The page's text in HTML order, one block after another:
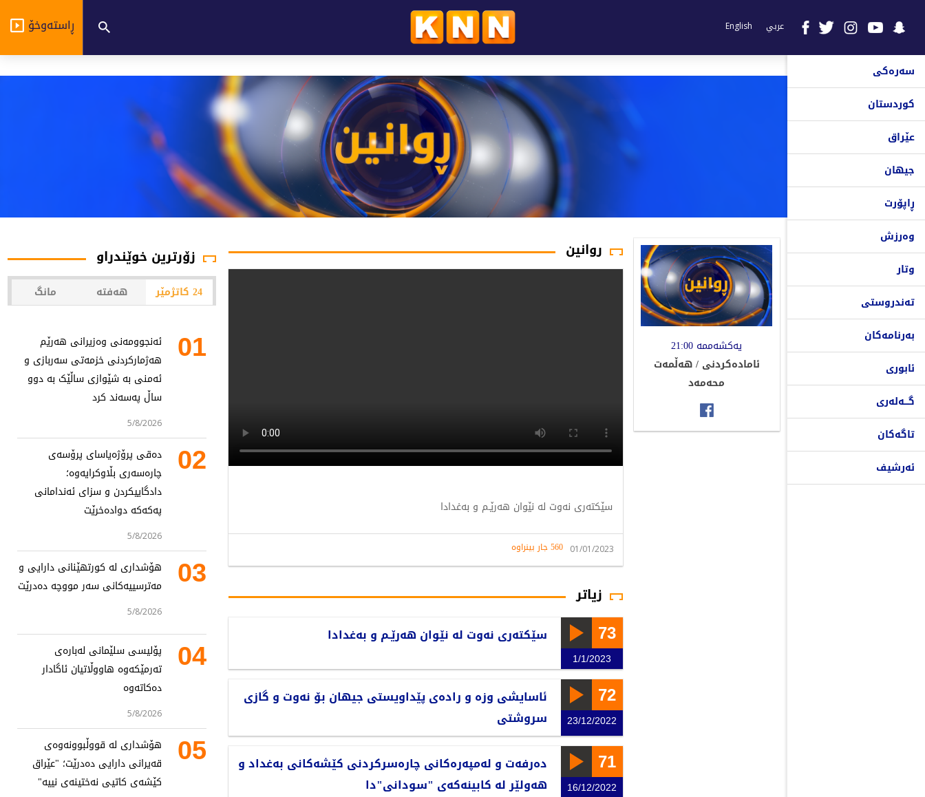
عربي English ڕاستەوخۆ
سەرەکی
کوردستان
عێراق
جیهان
ڕاپۆرت
وەرزش
وتار
تەندروستی
بەرنامەکان
ئابوری
گـــەلەری
تاگەکان
ئەرشیف
یەکشەممە 21:00
ئامادەکردنى / هەڵمەت
محەمەد
روانین
سێکتەری نەوت لە نێوان هەرێـم و بەغدادا
01/01/2023 560 جار بینراوە
زیاتر
73
1/1/2023
سێکتەری نەوت لە نێوان هەرێـم و بەغدادا
72
23/12/2022
ئاسایشی وزە و رادەی پێداویستی جیهان بۆ نەوت و گازی
سروشتی
71
16/12/2022
دەرفەت و لەمپەرەکانی چارەسرکردنی کێشەکانی بەغداد و
هەولێر لە کابینەکەی "سودانی"دا
زۆرترین خوێندراو
24 کاتژمێر هەفتە مانگ
01
ئەنجوومەنی وەزیرانی هەرێم
هەژمارکردنی خزمەتی سەربازی و
ئەمنی بە شێوازی ساڵێک بە دوو
ساڵ پەسەند کرد
5/8/2026
02
دەقی پرۆژەیاسای پرۆسەی
چارەسەری بڵاوکرایەوە؛
دادگاییکردن و سزای ئەندامانی
پەکەکە دوادەخرێت
5/8/2026
03
هۆشداری لە کورتهێنانی دارایی و
مەترسییەکانی سەر مووچە دەدرێت
5/8/2026
04
پۆلیسی سلێمانی لەبارەی
تەرمێکەوە هاووڵاتیان ئاگادار
دەکاتەوە
5/8/2026
05
هۆشداری لە قووڵبوونەوەی
قەیرانی دارایی دەدرێت؛ "عێراق
کێشەی کاتیی نەختینەی نییە"